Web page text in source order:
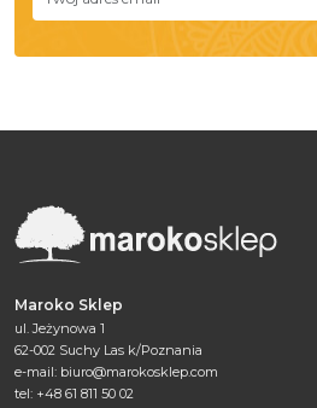
Maroko Sklep
ul. Jeżynowa 1
62-002 Suchy Las k/Poznania
e-mail: biuro@marokosklep.com
tel: +48 61 811 50 02